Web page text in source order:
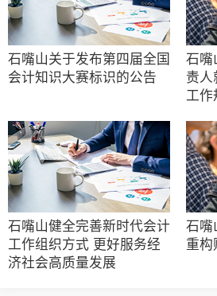
石嘴山关于发布第四届全国
会计知识大赛标识的公告
石嘴
责人
工作
石嘴山健全完善新时代会计
工作组织方式 更好服务经
济社会高质量发展
石嘴
重构